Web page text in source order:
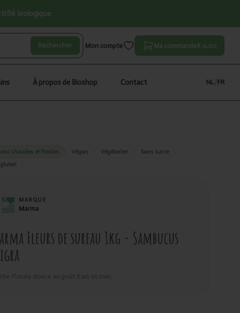
biologique
Rechercher Mon compte Ma commande€ 0,00
À propos de Bioshop Contact NL FR
chaudes et froides Végan Végétarien
Sans sucre
MARQUE
Marma
Fleurs de sureau 1kg - Sambucus
florale douce au goût frais et miel.